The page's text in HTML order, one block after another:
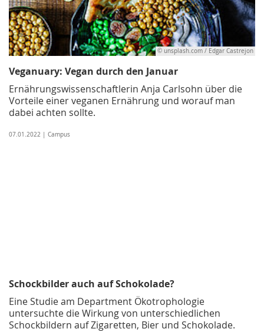
© unsplash.com / Edgar Castrejon
Veganuary: Vegan durch den Januar
Ernährungswissenschaftlerin Anja Carlsohn über die
Vorteile einer veganen Ernährung und worauf man
dabei achten sollte.
07.01.2022 | Campus
Schockbilder auch auf Schokolade?
Eine Studie am Department Ökotrophologie
untersuchte die Wirkung von unterschiedlichen
Schockbildern auf Zigaretten, Bier und Schokolade.